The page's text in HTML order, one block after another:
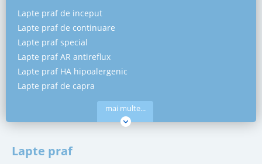
Lapte praf de inceput
Lapte praf de continuare
Lapte praf special
Lapte praf AR antireflux
Lapte praf HA hipoalergenic
Lapte praf de capra
mai multe...
Lapte praf